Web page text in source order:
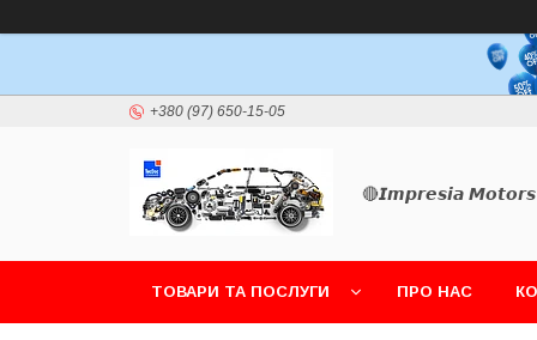
+380 (97) 650-15-05
🔴𝙄𝙢𝙥𝙧𝙚𝙨𝙞𝙖 𝙈𝙤𝙩𝙤𝙧𝙨
ТОВАРИ ТА ПОСЛУГИ ПРО НАС